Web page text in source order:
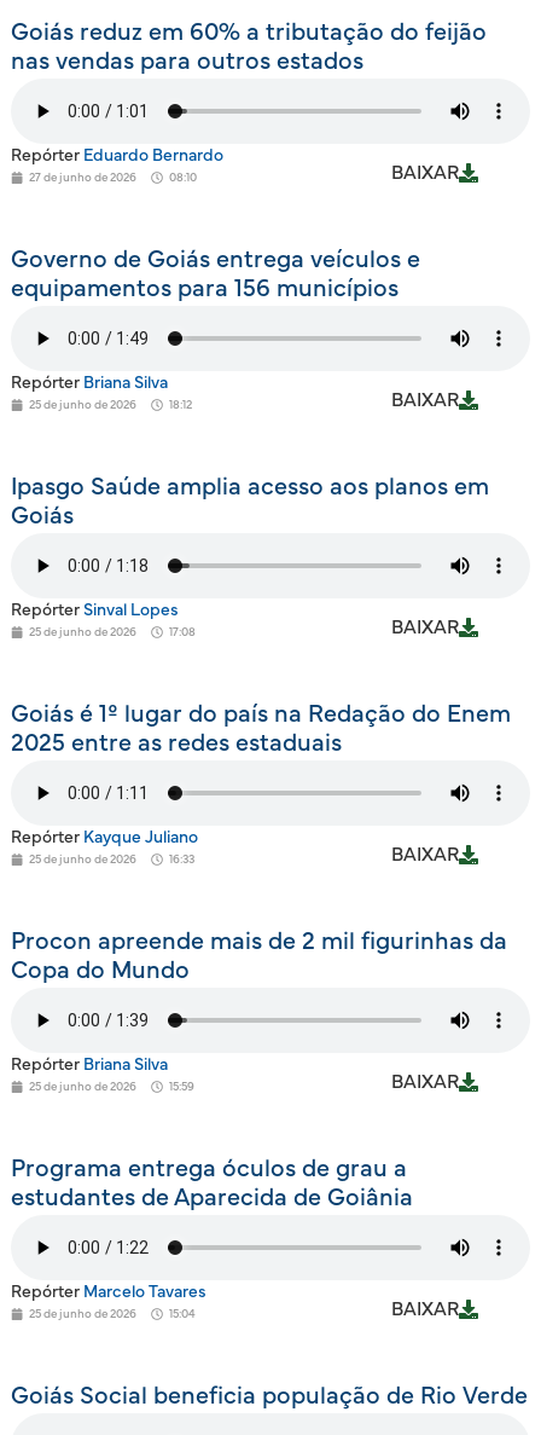
Goiás reduz em 60% a tributação do feijão
nas vendas para outros estados
Repórter Eduardo Bernardo
27 de junho de 2026 08:10 BAIXAR
Governo de Goiás entrega veículos e
equipamentos para 156 municípios
Repórter Briana Silva
25 de junho de 2026 18:12 BAIXAR
Ipasgo Saúde amplia acesso aos planos em
Goiás
Repórter Sinval Lopes
25 de junho de 2026 17:08 BAIXAR
Goiás é 1º lugar do país na Redação do Enem
2025 entre as redes estaduais
Repórter Kayque Juliano
25 de junho de 2026 16:33 BAIXAR
Procon apreende mais de 2 mil figurinhas da
Copa do Mundo
Repórter Briana Silva
25 de junho de 2026 15:59 BAIXAR
Programa entrega óculos de grau a
estudantes de Aparecida de Goiânia
Repórter Marcelo Tavares
25 de junho de 2026 15:04 BAIXAR
Goiás Social beneficia população de Rio Verde